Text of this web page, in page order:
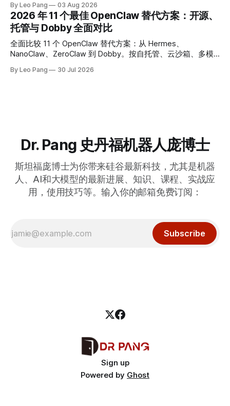
By Leo Pang 03 Aug 2026
2026 年 11 个最佳 OpenClaw 替代方案：开源、
托管与 Dobby 全面对比
全面比较 11 个 OpenClaw 替代方案：从 Hermes、
NanoClaw、ZeroClaw 到 Dobby。按自托管、云沙箱、多模
By Leo Pang 30 Jul 2026
Dr. Pang 史丹福机器人庞博士
斯坦福庞博士为你带来硅谷最新科技，尤其是机器
人、AI和大模型的最新进展、知识、课程、实战应
用，使用技巧等。输入你的邮箱免费订阅：
Subscribe
Sign up
Powered by Ghost